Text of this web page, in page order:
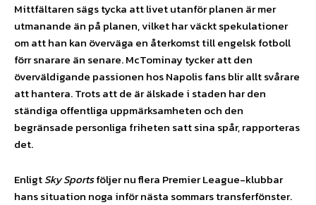
Mittfältaren sägs tycka att livet utanför planen är mer
utmanande än på planen, vilket har väckt spekulationer
om att han kan överväga en återkomst till engelsk fotboll
förr snarare än senare. McTominay tycker att den
överväldigande passionen hos Napolis fans blir allt svårare
att hantera. Trots att de är älskade i staden har den
ständiga offentliga uppmärksamheten och den
begränsade personliga friheten satt sina spår, rapporteras
det.
EnligtSky Sportsföljer nu flera Premier League-klubbar
hans situation noga inför nästa sommars transferfönster.